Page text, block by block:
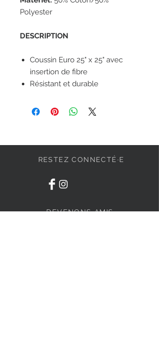
Polyester
DESCRIPTION
Coussin Euro 25" x 25" avec
insertion de fibre
Résistant et durable
RESTEZ CONNECTÉ·E
DEVENONS AMIS